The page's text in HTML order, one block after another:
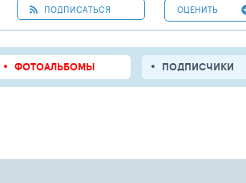
ПОДПИСАТЬСЯ ОЦЕНИТЬ
ФОТОАЛЬБОМЫ ПОДПИСЧИКИ